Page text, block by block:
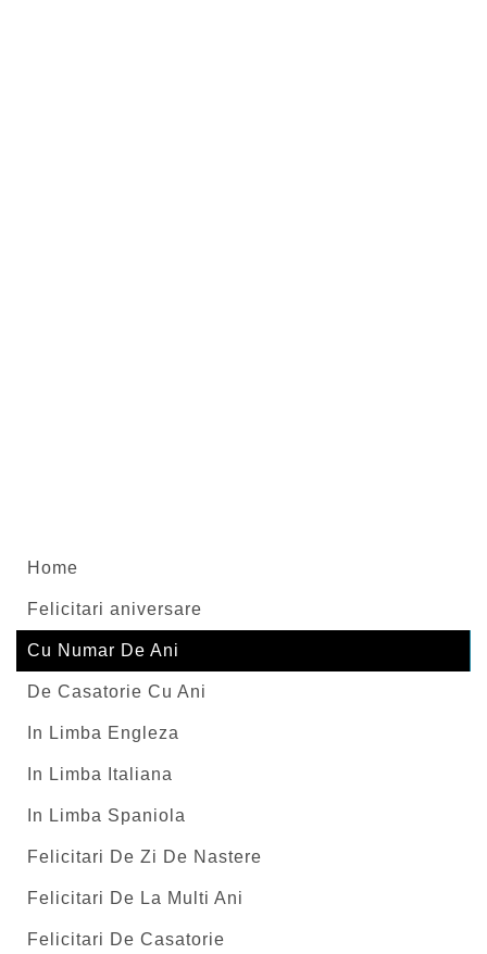
Home
Felicitari aniversare
Cu Numar De Ani
De Casatorie Cu Ani
In Limba Engleza
In Limba Italiana
In Limba Spaniola
Felicitari De Zi De Nastere
Felicitari De La Multi Ani
Felicitari De Casatorie